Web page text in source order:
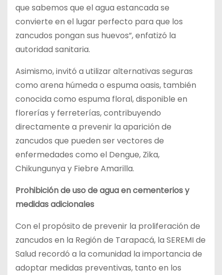
que sabemos que el agua estancada se
convierte en el lugar perfecto para que los
zancudos pongan sus huevos”, enfatizó la
autoridad sanitaria.
Asimismo, invitó a utilizar alternativas seguras
como arena húmeda o espuma oasis, también
conocida como espuma floral, disponible en
florerías y ferreterías, contribuyendo
directamente a prevenir la aparición de
zancudos que pueden ser vectores de
enfermedades como el Dengue, Zika,
Chikungunya y Fiebre Amarilla.
Prohibición de uso de agua en cementerios y
medidas adicionales
Con el propósito de prevenir la proliferación de
zancudos en la Región de Tarapacá, la SEREMI de
Salud recordó a la comunidad la importancia de
adoptar medidas preventivas, tanto en los